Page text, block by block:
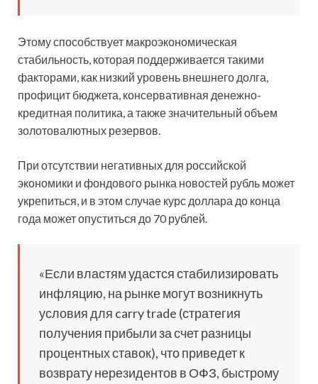
Этому способствует макроэкономическая
стабильность, которая поддерживается такими
факторами, как низкий уровень внешнего долга,
профицит бюджета, консервативная денежно-
кредитная политика, а также значительный объем
золотовалютных резервов.
При отсутствии негативных для российской
экономики и фондового рынка новостей рубль может
укрепиться, и в этом случае курс доллара до конца
года может опуститься до 70 рублей.
«Если властям удастся стабилизировать
инфляцию, на рынке могут возникнуть
условия для carry trade (стратегия
получения прибыли за счет разницы
процентных ставок), что приведет к
возврату нерезидентов в ОФЗ, быстрому